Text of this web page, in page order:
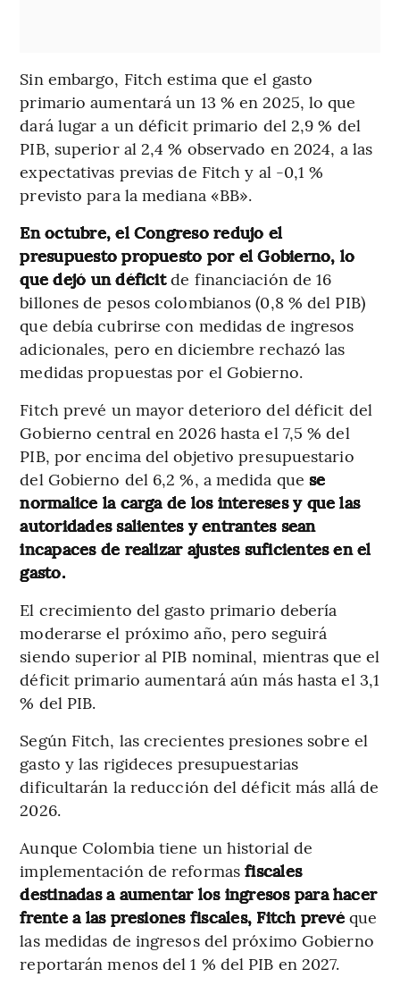
Sin embargo, Fitch estima que el gasto
primario aumentará un 13 % en 2025, lo que
dará lugar a un déficit primario del 2,9 % del
PIB, superior al 2,4 % observado en 2024, a las
expectativas previas de Fitch y al -0,1 %
previsto para la mediana «BB».
En octubre, el Congreso redujo el
presupuesto propuesto por el Gobierno, lo
que dejó un déficitde financiación de 16
billones de pesos colombianos (0,8 % del PIB)
que debía cubrirse con medidas de ingresos
adicionales, pero en diciembre rechazó las
medidas propuestas por el Gobierno.
Fitch prevé un mayor deterioro del déficit del
Gobierno central en 2026 hasta el 7,5 % del
PIB, por encima del objetivo presupuestario
del Gobierno del 6,2 %, a medida que se
normalice la carga de los intereses y que las
autoridades salientes y entrantes sean
incapaces de realizar ajustes suficientes en el
gasto.
El crecimiento del gasto primario debería
moderarse el próximo año, pero seguirá
siendo superior al PIB nominal, mientras que el
déficit primario aumentará aún más hasta el 3,1
% del PIB.
Según Fitch, las crecientes presiones sobre el
gasto y las rigideces presupuestarias
dificultarán la reducción del déficit más allá de
2026.
Aunque Colombia tiene un historial de
implementación de reformas fiscales
destinadas a aumentar los ingresos para hacer
frente a las presiones fiscales, Fitch prevéque
las medidas de ingresos del próximo Gobierno
reportarán menos del 1 % del PIB en 2027.